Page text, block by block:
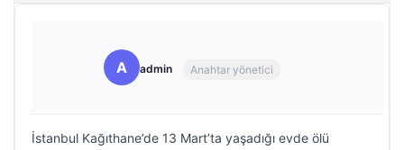
A admin Anahtar yönetici
İstanbul Kağıthane’de 13 Mart’ta yaşadığı evde ölü